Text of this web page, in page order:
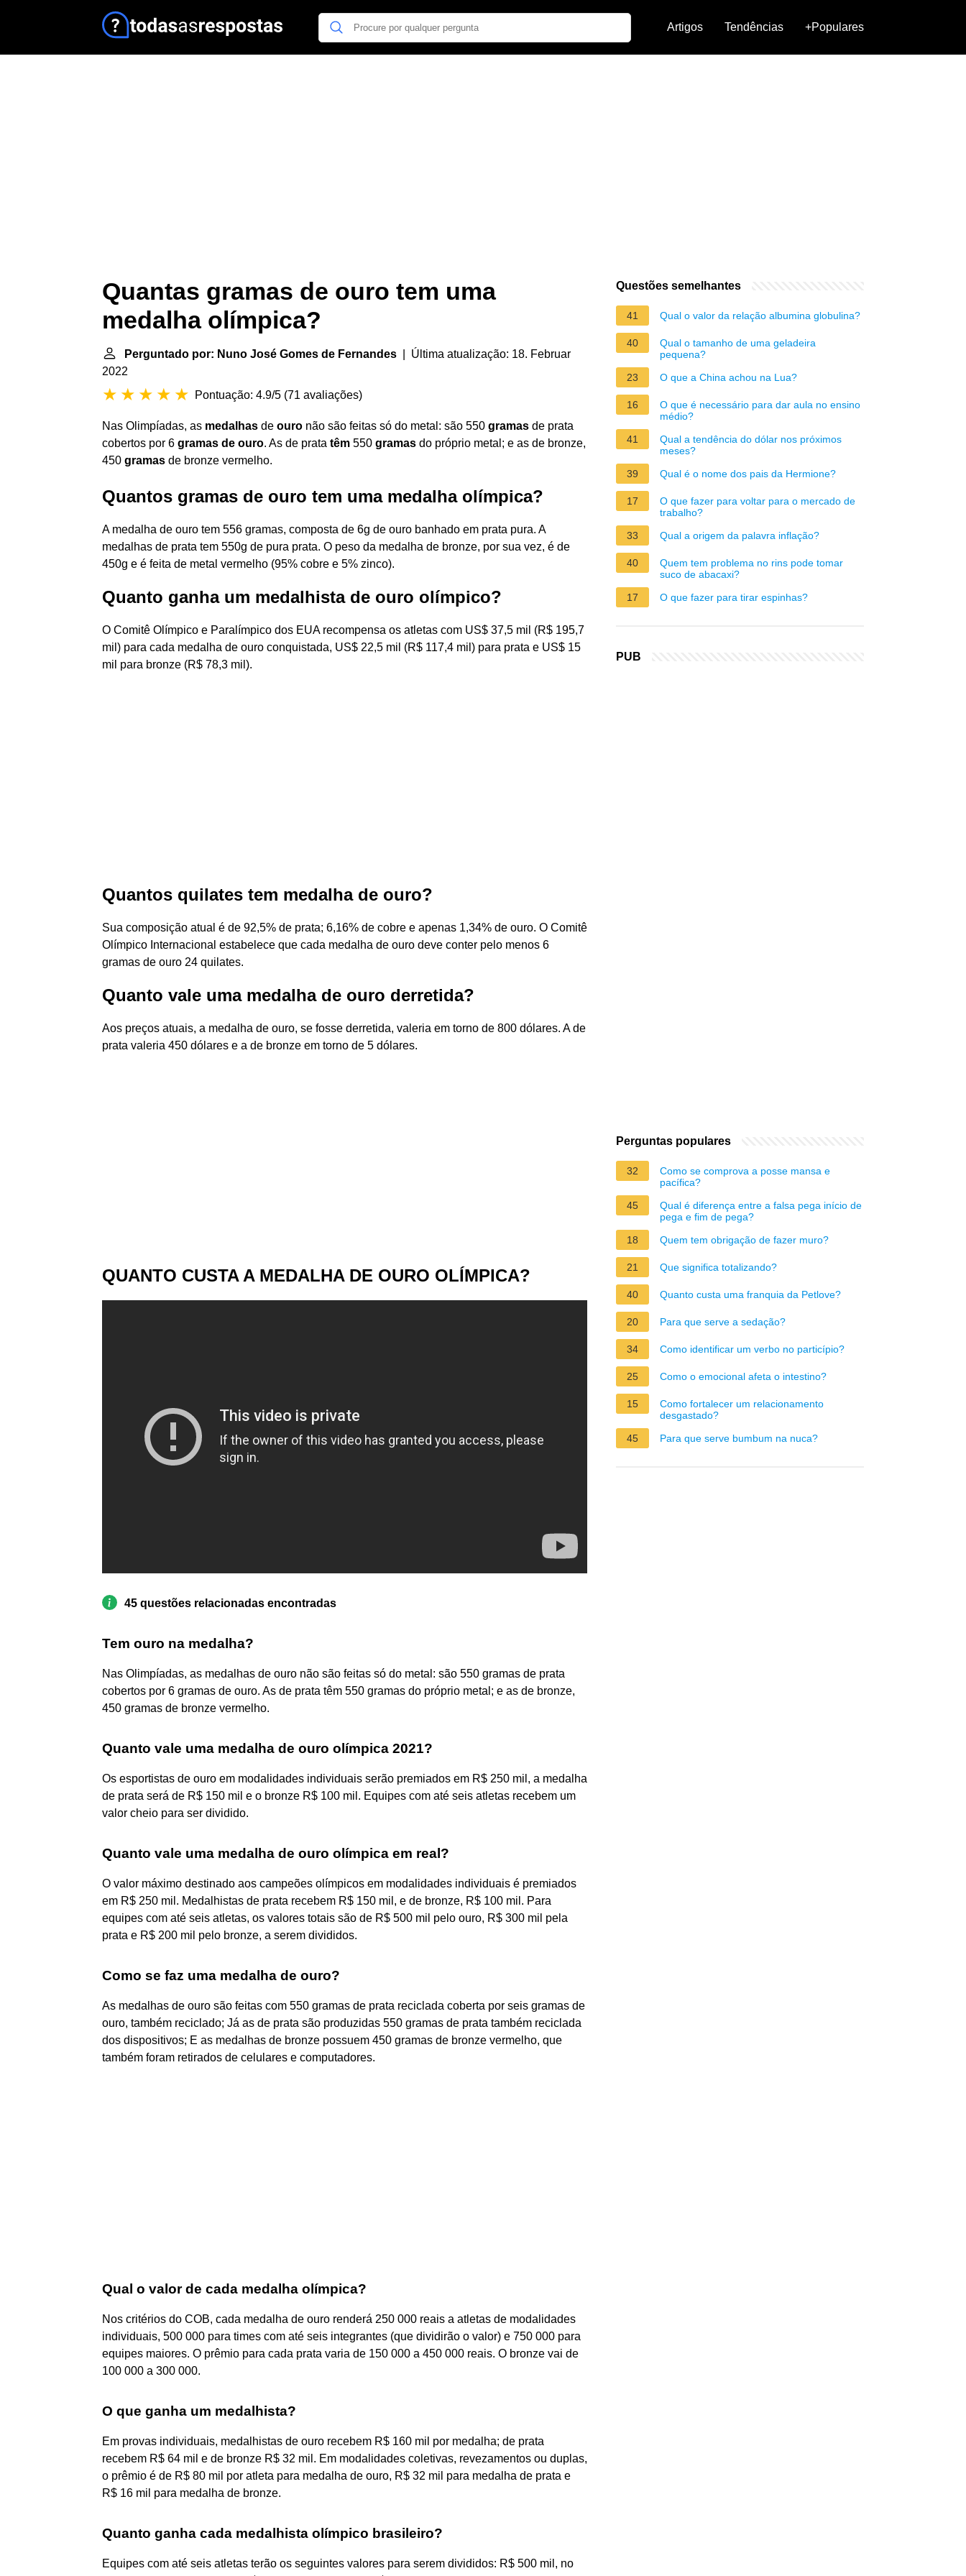
Artigos Tendências +Populares
Quantas gramas de ouro tem uma
medalha olímpica?
Perguntado por: Nuno José Gomes de Fernandes | Última atualização: 18. Februar
2022
Pontuação: 4.9/5 (71 avaliações)
Nas Olimpíadas, as medalhas de ouro não são feitas só do metal: são 550 gramas de prata
cobertos por 6 gramas de ouro. As de prata têm 550 gramas do próprio metal; e as de bronze,
450 gramas de bronze vermelho.
Quantos gramas de ouro tem uma medalha olímpica?
A medalha de ouro tem 556 gramas, composta de 6g de ouro banhado em prata pura. A
medalhas de prata tem 550g de pura prata. O peso da medalha de bronze, por sua vez, é de
450g e é feita de metal vermelho (95% cobre e 5% zinco).
Quanto ganha um medalhista de ouro olímpico?
O Comitê Olímpico e Paralímpico dos EUA recompensa os atletas com US$ 37,5 mil (R$ 195,7
mil) para cada medalha de ouro conquistada, US$ 22,5 mil (R$ 117,4 mil) para prata e US$ 15
mil para bronze (R$ 78,3 mil).
Quantos quilates tem medalha de ouro?
Sua composição atual é de 92,5% de prata; 6,16% de cobre e apenas 1,34% de ouro. O Comitê
Olímpico Internacional estabelece que cada medalha de ouro deve conter pelo menos 6
gramas de ouro 24 quilates.
Quanto vale uma medalha de ouro derretida?
Aos preços atuais, a medalha de ouro, se fosse derretida, valeria em torno de 800 dólares. A de
prata valeria 450 dólares e a de bronze em torno de 5 dólares.
QUANTO CUSTA A MEDALHA DE OURO OLÍMPICA?
45 questões relacionadas encontradas
Tem ouro na medalha?
Nas Olimpíadas, as medalhas de ouro não são feitas só do metal: são 550 gramas de prata
cobertos por 6 gramas de ouro. As de prata têm 550 gramas do próprio metal; e as de bronze,
450 gramas de bronze vermelho.
Quanto vale uma medalha de ouro olímpica 2021?
Os esportistas de ouro em modalidades individuais serão premiados em R$ 250 mil, a medalha
de prata será de R$ 150 mil e o bronze R$ 100 mil. Equipes com até seis atletas recebem um
valor cheio para ser dividido.
Quanto vale uma medalha de ouro olímpica em real?
O valor máximo destinado aos campeões olímpicos em modalidades individuais é premiados
em R$ 250 mil. Medalhistas de prata recebem R$ 150 mil, e de bronze, R$ 100 mil. Para
equipes com até seis atletas, os valores totais são de R$ 500 mil pelo ouro, R$ 300 mil pela
prata e R$ 200 mil pelo bronze, a serem divididos.
Como se faz uma medalha de ouro?
As medalhas de ouro são feitas com 550 gramas de prata reciclada coberta por seis gramas de
ouro, também reciclado; Já as de prata são produzidas 550 gramas de prata também reciclada
dos dispositivos; E as medalhas de bronze possuem 450 gramas de bronze vermelho, que
também foram retirados de celulares e computadores.
Qual o valor de cada medalha olímpica?
Nos critérios do COB, cada medalha de ouro renderá 250 000 reais a atletas de modalidades
individuais, 500 000 para times com até seis integrantes (que dividirão o valor) e 750 000 para
equipes maiores. O prêmio para cada prata varia de 150 000 a 450 000 reais. O bronze vai de
100 000 a 300 000.
O que ganha um medalhista?
Em provas individuais, medalhistas de ouro recebem R$ 160 mil por medalha; de prata
recebem R$ 64 mil e de bronze R$ 32 mil. Em modalidades coletivas, revezamentos ou duplas,
o prêmio é de R$ 80 mil por atleta para medalha de ouro, R$ 32 mil para medalha de prata e
R$ 16 mil para medalha de bronze.
Quanto ganha cada medalhista olímpico brasileiro?
Equipes com até seis atletas terão os seguintes valores para serem divididos: R$ 500 mil, no
Questões semelhantes
41 Qual o valor da relação albumina globulina?
40
Qual o tamanho de uma geladeira
pequena?
23
O que a China achou na Lua?
16
O que é necessário para dar aula no ensino
médio?
41
Qual a tendência do dólar nos próximos
meses?
39
Qual é o nome dos pais da Hermione?
17
O que fazer para voltar para o mercado de
trabalho?
33
Qual a origem da palavra inflação?
40
Quem tem problema no rins pode tomar
suco de abacaxi?
17
O que fazer para tirar espinhas?
PUB
Perguntas populares
32
Como se comprova a posse mansa e
pacífica?
45
Qual é diferença entre a falsa pega início de
pega e fim de pega?
18
Quem tem obrigação de fazer muro?
21 Que significa totalizando?
40 Quanto custa uma franquia da Petlove?
20 Para que serve a sedação?
34 Como identificar um verbo no particípio?
25 Como o emocional afeta o intestino?
15
Como fortalecer um relacionamento
desgastado?
45
Para que serve bumbum na nuca?